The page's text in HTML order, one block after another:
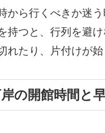
から行くべきか迷
持つと、行列を避
れたり、片付けが
の開館時間と